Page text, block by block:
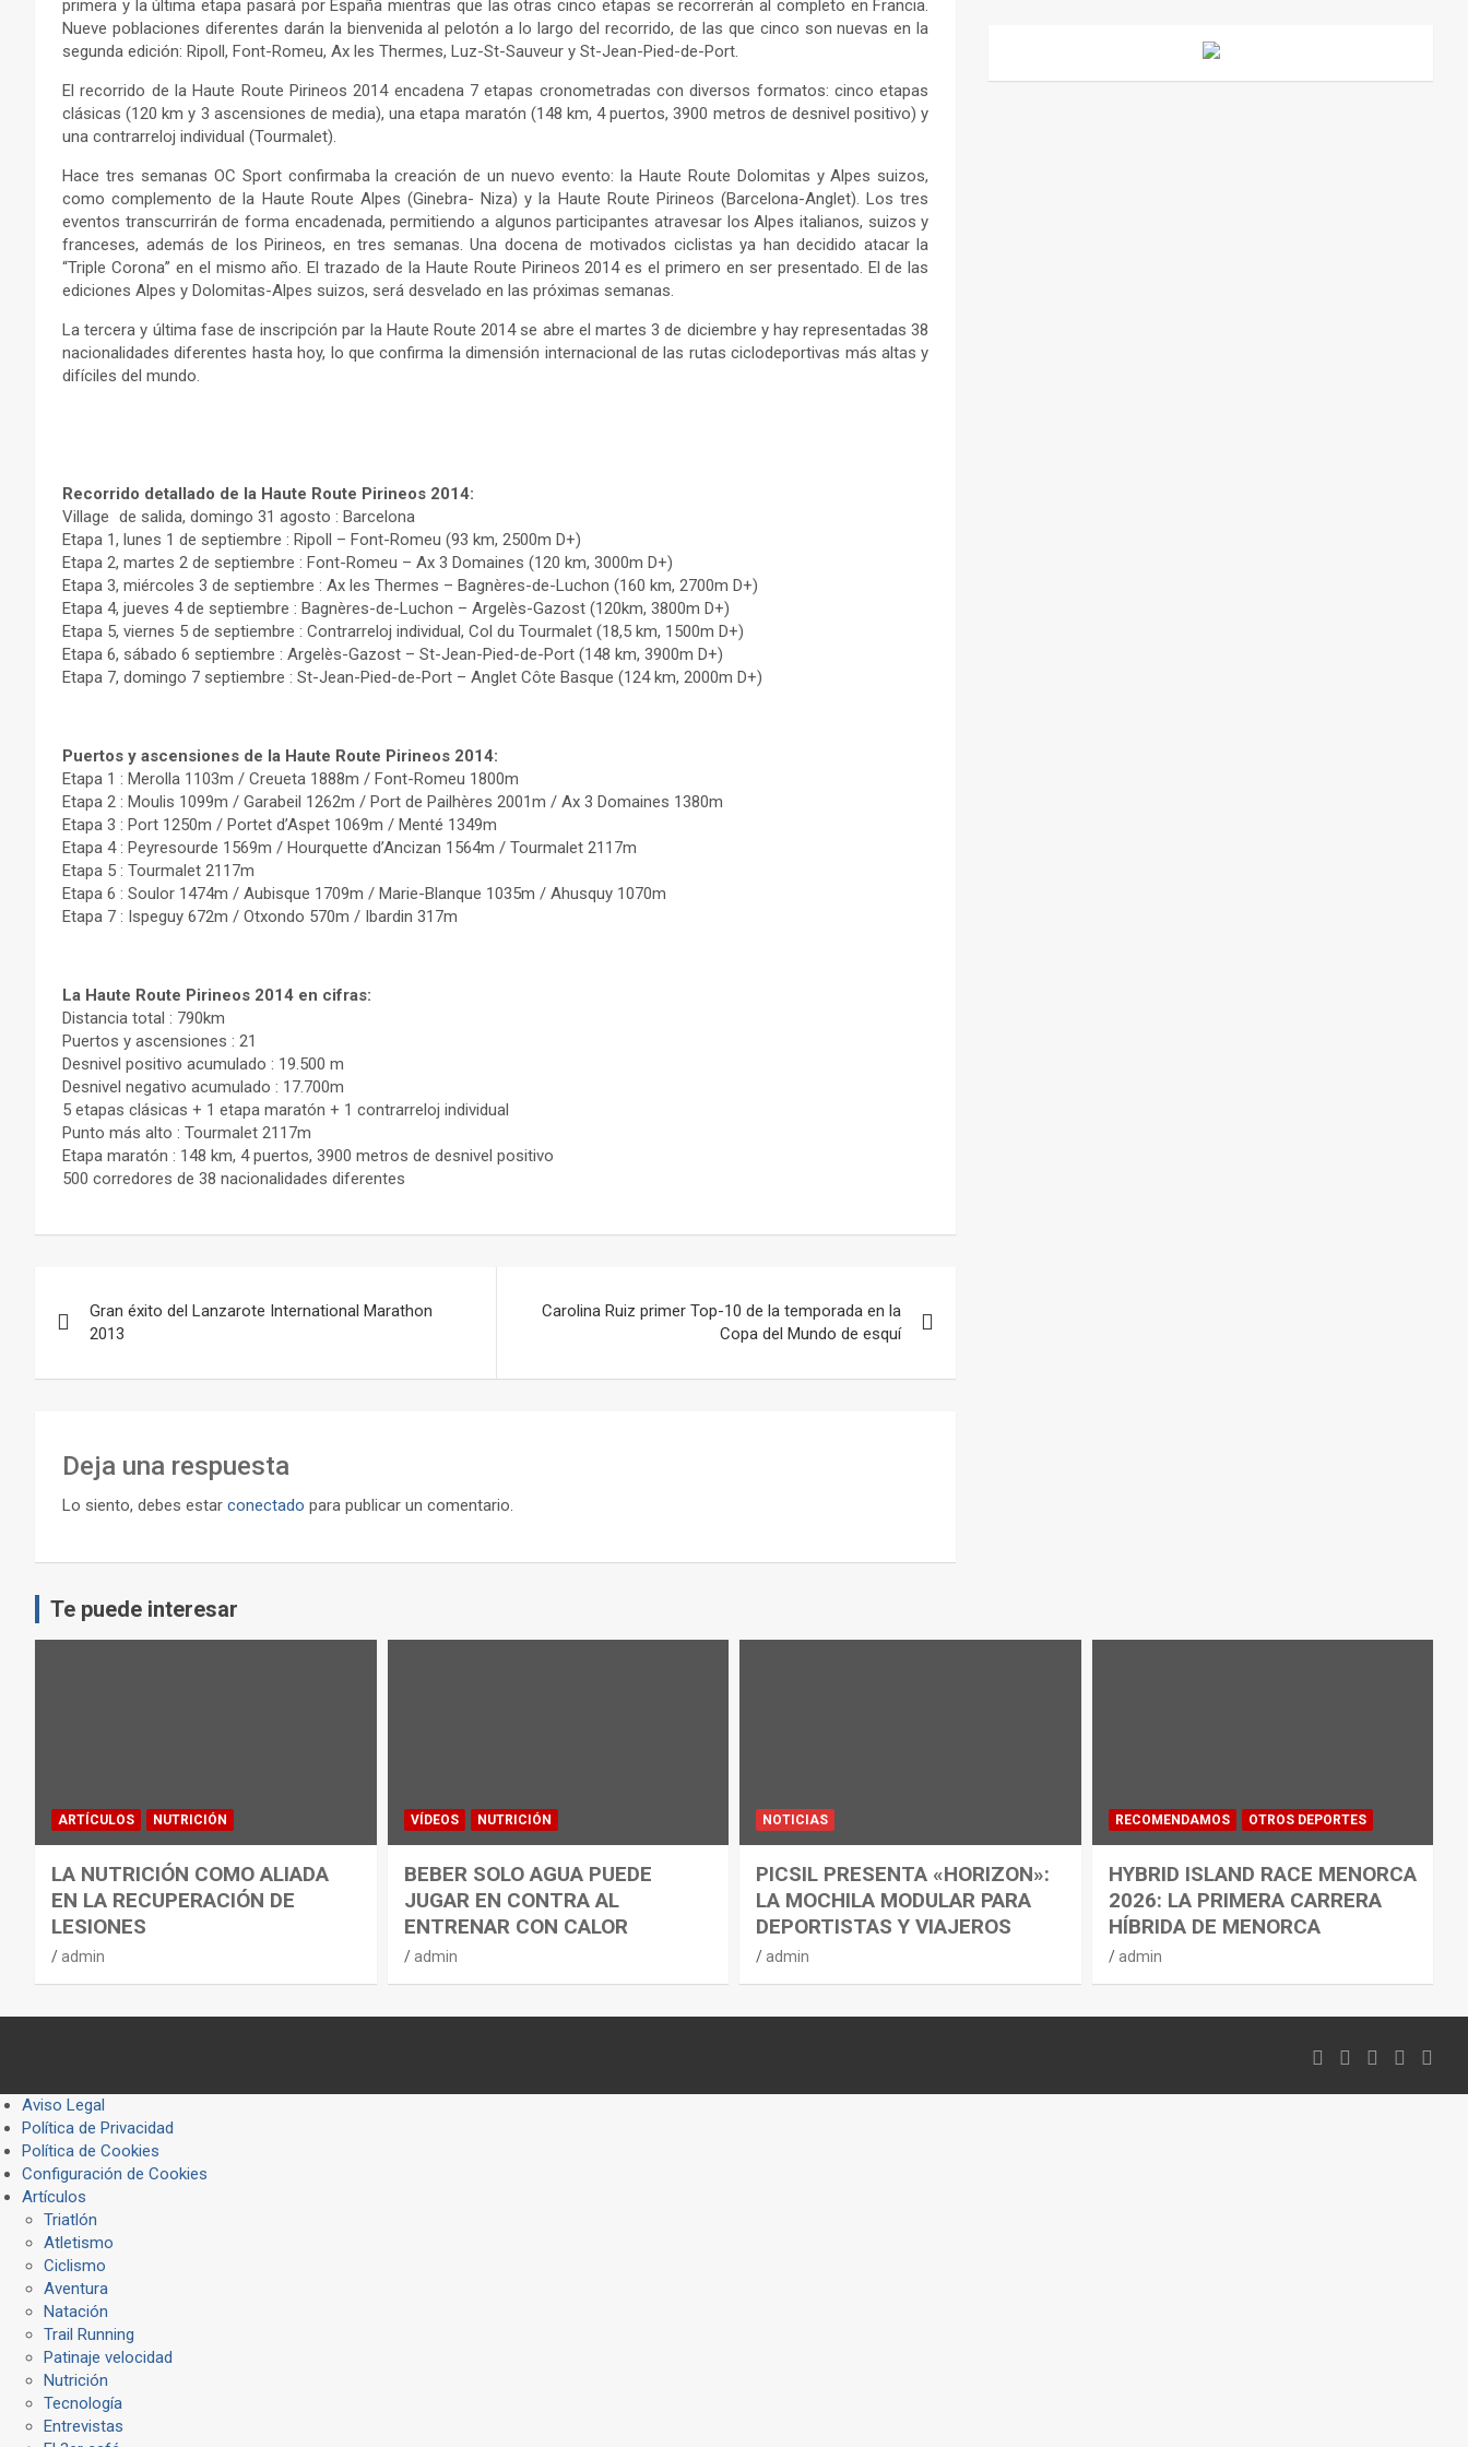
primera y la última etapa pasará por España mientras que las otras cinco etapas se recorrerán al completo en Francia.
Nueve poblaciones diferentes darán la bienvenida al pelotón a lo largo del recorrido, de las que cinco son nuevas en la
segunda edición: Ripoll, Font-Romeu, Ax les Thermes, Luz-St-Sauveur y St-Jean-Pied-de-Port.
El recorrido de la Haute Route Pirineos 2014 encadena 7 etapas cronometradas con diversos formatos: cinco etapas
clásicas (120 km y 3 ascensiones de media), una etapa maratón (148 km, 4 puertos, 3900 metros de desnivel positivo) y
una contrarreloj individual (Tourmalet).
Hace tres semanas OC Sport confirmaba la creación de un nuevo evento: la Haute Route Dolomitas y Alpes suizos,
como complemento de la Haute Route Alpes (Ginebra- Niza) y la Haute Route Pirineos (Barcelona-Anglet). Los tres
eventos transcurrirán de forma encadenada, permitiendo a algunos participantes atravesar los Alpes italianos, suizos y
franceses, además de los Pirineos, en tres semanas. Una docena de motivados ciclistas ya han decidido atacar la
“Triple Corona” en el mismo año. El trazado de la Haute Route Pirineos 2014 es el primero en ser presentado. El de las
ediciones Alpes y Dolomitas-Alpes suizos, será desvelado en las próximas semanas.
La tercera y última fase de inscripción par la Haute Route 2014 se abre el martes 3 de diciembre y hay representadas 38
nacionalidades diferentes hasta hoy, lo que confirma la dimensión internacional de las rutas ciclodeportivas más altas y
difíciles del mundo.
Recorrido detallado de la Haute Route Pirineos 2014:
Village de salida, domingo 31 agosto : Barcelona
Etapa 1, lunes 1 de septiembre : Ripoll – Font-Romeu (93 km, 2500m D+)
Etapa 2, martes 2 de septiembre : Font-Romeu – Ax 3 Domaines (120 km, 3000m D+)
Etapa 3, miércoles 3 de septiembre : Ax les Thermes – Bagnères-de-Luchon (160 km, 2700m D+)
Etapa 4, jueves 4 de septiembre : Bagnères-de-Luchon – Argelès-Gazost (120km, 3800m D+)
Etapa 5, viernes 5 de septiembre : Contrarreloj individual, Col du Tourmalet (18,5 km, 1500m D+)
Etapa 6, sábado 6 septiembre : Argelès-Gazost – St-Jean-Pied-de-Port (148 km, 3900m D+)
Etapa 7, domingo 7 septiembre : St-Jean-Pied-de-Port – Anglet Côte Basque (124 km, 2000m D+)
Puertos y ascensiones de la Haute Route Pirineos 2014:
Etapa 1 : Merolla 1103m / Creueta 1888m / Font-Romeu 1800m
Etapa 2 : Moulis 1099m / Garabeil 1262m / Port de Pailhères 2001m / Ax 3 Domaines 1380m
Etapa 3 : Port 1250m / Portet d’Aspet 1069m / Menté 1349m
Etapa 4 : Peyresourde 1569m / Hourquette d’Ancizan 1564m / Tourmalet 2117m
Etapa 5 : Tourmalet 2117m
Etapa 6 : Soulor 1474m / Aubisque 1709m / Marie-Blanque 1035m / Ahusquy 1070m
Etapa 7 : Ispeguy 672m / Otxondo 570m / Ibardin 317m
La Haute Route Pirineos 2014 en cifras:
Distancia total : 790km
Puertos y ascensiones : 21
Desnivel positivo acumulado : 19.500 m
Desnivel negativo acumulado : 17.700m
5 etapas clásicas + 1 etapa maratón + 1 contrarreloj individual
Punto más alto : Tourmalet 2117m
Etapa maratón : 148 km, 4 puertos, 3900 metros de desnivel positivo
500 corredores de 38 nacionalidades diferentes
de
entradas
Gran éxito del Lanzarote International Marathon
2013
Carolina Ruiz primer Top-10 de la temporada en la
Copa del Mundo de esquí
Deja una respuesta
Lo siento, debes estar conectado para publicar un comentario.
Te puede interesar
ARTÍCULOS NUTRICIÓN
LA NUTRICIÓN COMO ALIADA
EN LA RECUPERACIÓN DE
LESIONES
admin
VÍDEOS NUTRICIÓN
BEBER SOLO AGUA PUEDE
JUGAR EN CONTRA AL
ENTRENAR CON CALOR
admin
NOTICIAS
PICSIL PRESENTA «HORIZON»:
LA MOCHILA MODULAR PARA
DEPORTISTAS Y VIAJEROS
admin
RECOMENDAMOS OTROS DEPORTES
HYBRID ISLAND RACE MENORCA
2026: LA PRIMERA CARRERA
HÍBRIDA DE MENORCA
admin
Aviso Legal
Política de Privacidad
Política de Cookies
Configuración de Cookies
Artículos
Triatlón
Atletismo
Ciclismo
Aventura
Natación
Trail Running
Patinaje velocidad
Nutrición
Tecnología
Entrevistas